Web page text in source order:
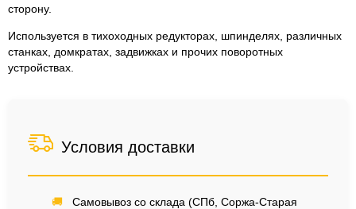
сторону.
Используется в тихоходных редукторах, шпинделях, различных
станках, домкратах, задвижках и прочих поворотных
устройствах.
Условия доставки
🚚
Самовывоз со склада (СПб, Соржа-Старая